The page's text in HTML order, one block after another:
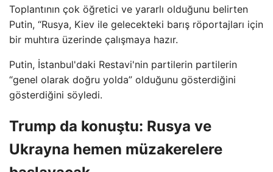
Toplantının çok öğretici ve yararlı olduğunu belirten
Putin, “Rusya, Kiev ile gelecekteki barış röportajları için
bir muhtıra üzerinde çalışmaya hazır.
Putin, İstanbul'daki Restavi'nin partilerin partilerin
“genel olarak doğru yolda” olduğunu gösterdiğini
gösterdiğini söyledi.
Trump da konuştu: Rusya ve
Ukrayna hemen müzakerelere